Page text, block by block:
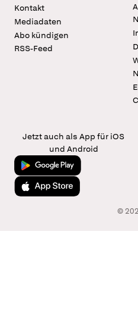
Kontakt
Mediadaten
Abo kündigen
RSS-Feed
Jetzt auch als App für iOS
und Android
Jetzt bei Google Play
Laden im App Store
©